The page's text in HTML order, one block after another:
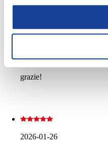
preparata. Per non
mi ha fatto diverse
mie esigenze ed ha
quelle. Sono molto
grazie!
2026-01-26